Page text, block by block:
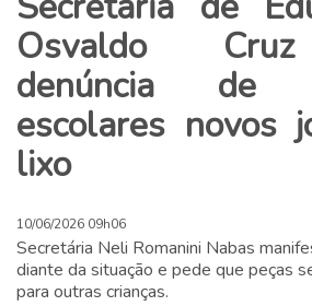
Osvaldo
denúncia de
escolares novos
lixo
10/06/2026 09h06
Secretária Neli Romanini Nabas
diante da situação e pede que peças
para outras crianças.